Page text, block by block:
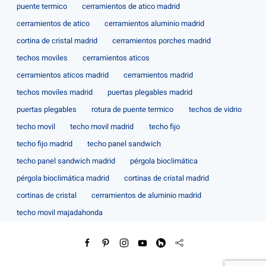
puente termico
cerramientos de atico madrid
cerramientos de atico
cerramientos aluminio madrid
cortina de cristal madrid
cerramientos porches madrid
techos moviles
cerramientos aticos
cerramientos aticos madrid
cerramientos madrid
techos moviles madrid
puertas plegables madrid
puertas plegables
rotura de puente termico
techos de vidrio
techo movil
techo movil madrid
techo fijo
techo fijo madrid
techo panel sandwich
techo panel sandwich madrid
pérgola bioclimática
pérgola bioclimática madrid
cortinas de cristal madrid
cortinas de cristal
cerramientos de aluminio madrid
techo movil majadahonda